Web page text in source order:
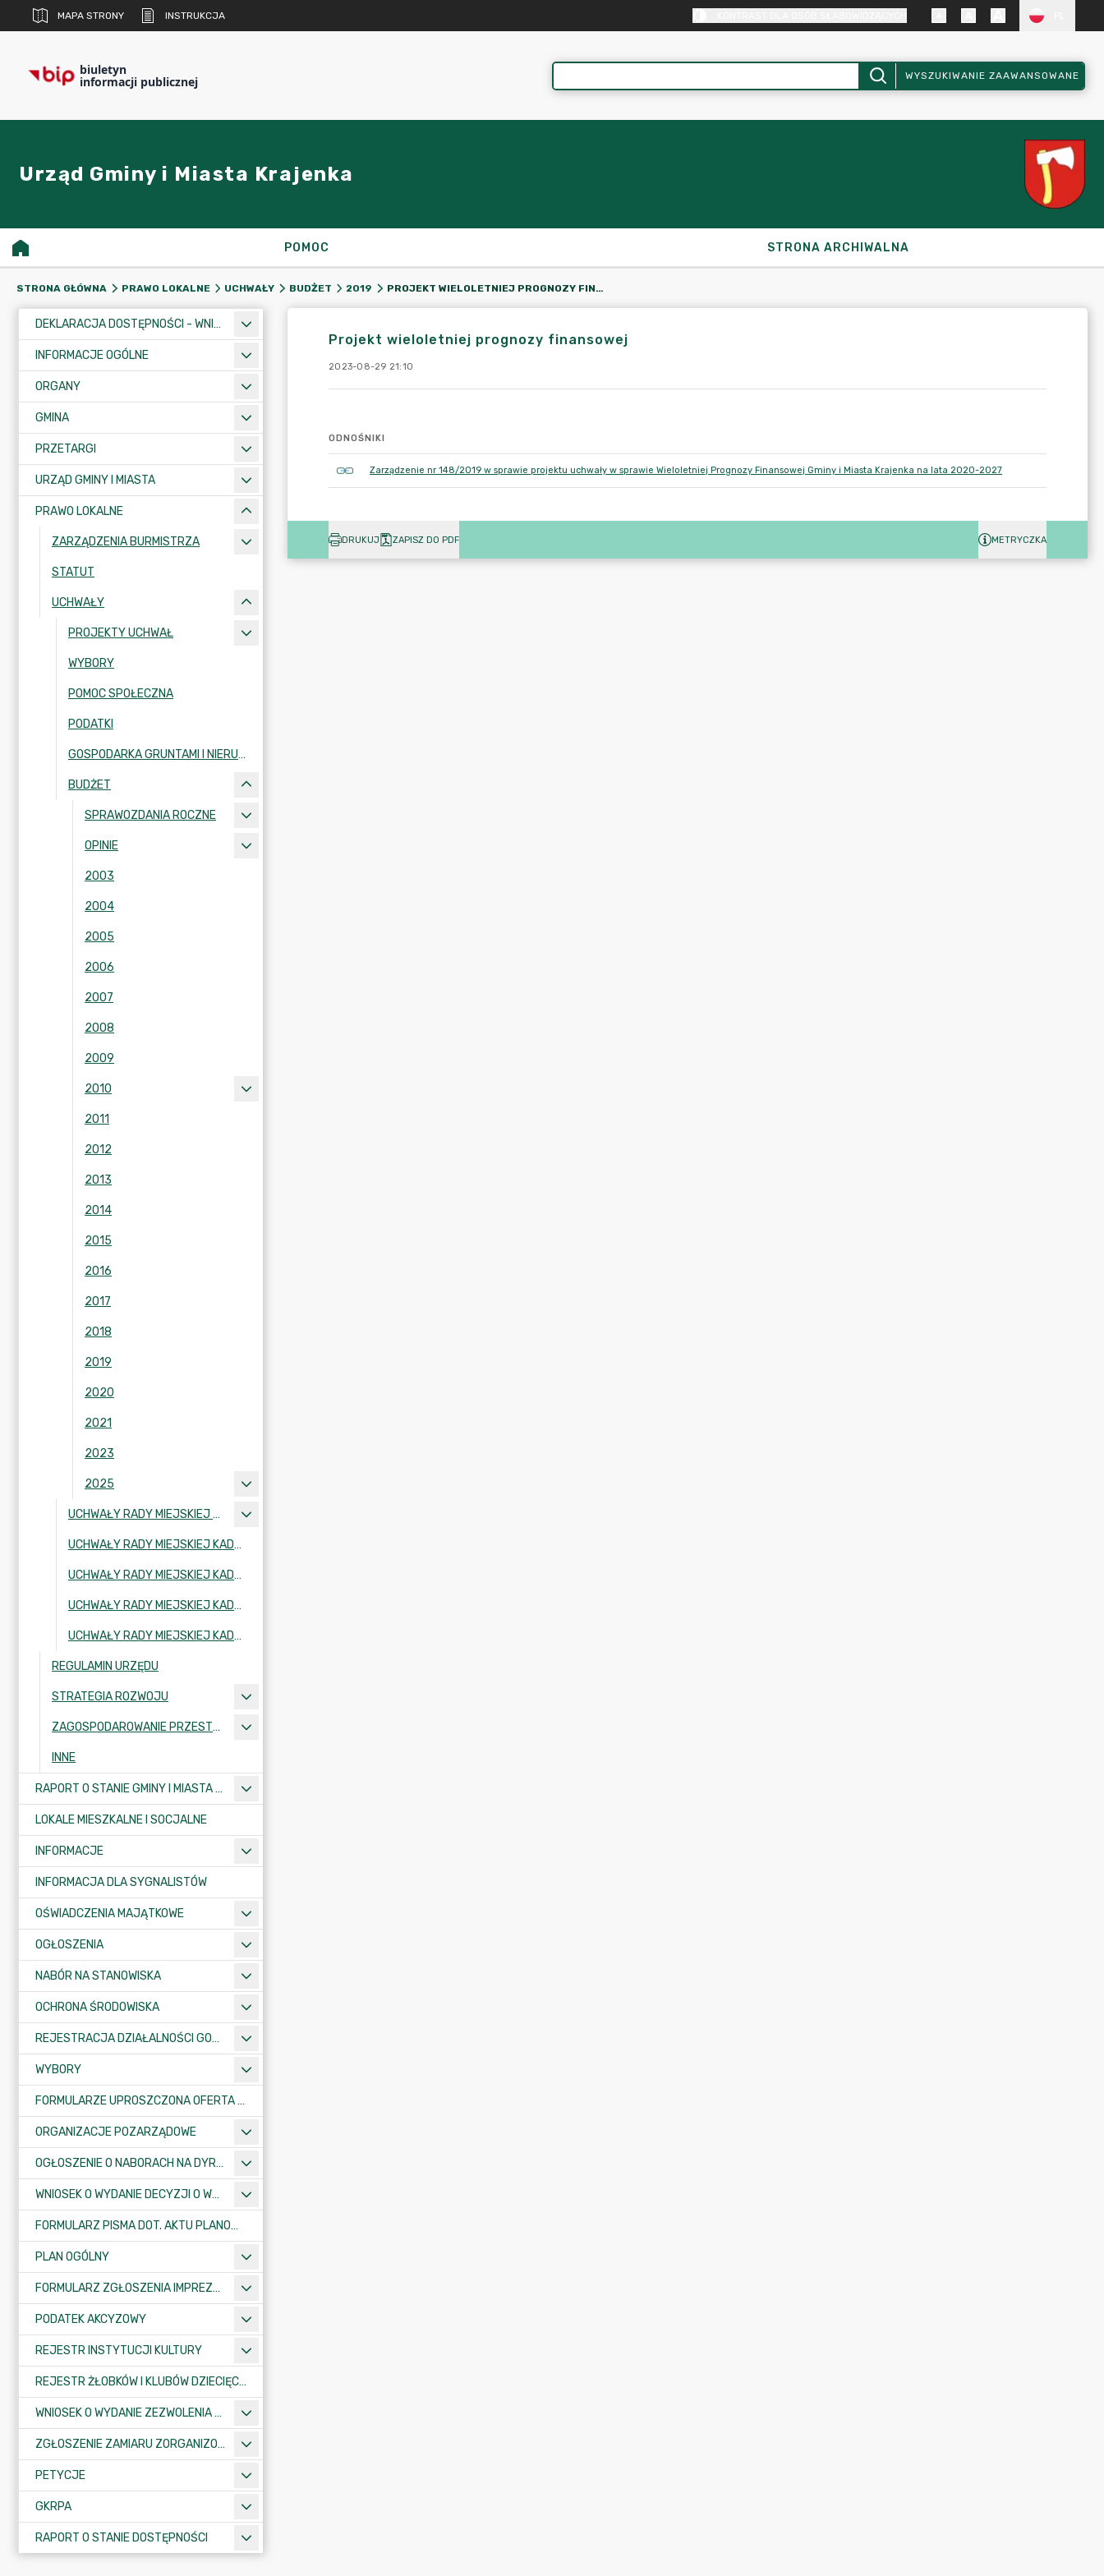
MAPA STRONY INSTRUKCJA
biuletyn
informacji publicznej WYSZUKIWANIE ZAAWANSOWANE
Urząd Gminy i Miasta Krajenka
POMOC STRONA ARCHIWALNA
STRONA GŁÓWNA PRAWO LOKALNE UCHWAŁY BUDŻET 2019 PROJEKT WIELOLETNIEJ PROGNOZY FINANSOWEJ
DEKLARACJA DOSTĘPNOŚCI - WNIOSEK
INFORMACJE OGÓLNE
ORGANY
GMINA
PRZETARGI
URZĄD GMINY I MIASTA
PRAWO LOKALNE
ZARZĄDZENIA BURMISTRZA
STATUT
UCHWAŁY
PROJEKTY UCHWAŁ
WYBORY
POMOC SPOŁECZNA
PODATKI
GOSPODARKA GRUNTAMI I NIERUCHOMOŚCIAMI
BUDŻET
SPRAWOZDANIA ROCZNE
OPINIE
2003
2004
2005
2006
2007
2008
2009
2010
2011
2012
2013
2014
2015
2016
2017
2018
2019
2020
2021
2023
2025
UCHWAŁY RADY MIEJSKIEJ KADENCJA 2002-2006
UCHWAŁY RADY MIEJSKIEJ KADENCJA 2006-2010
UCHWAŁY RADY MIEJSKIEJ KADENCJA 2010-2014
UCHWAŁY RADY MIEJSKIEJ KADENCJA 2018-2024
UCHWAŁY RADY MIEJSKIEJ KADENCJA 2024-2029
REGULAMIN URZĘDU
STRATEGIA ROZWOJU
ZAGOSPODAROWANIE PRZESTRZENNE
INNE
RAPORT O STANIE GMINY I MIASTA KRAJENKA
LOKALE MIESZKALNE I SOCJALNE
INFORMACJE
INFORMACJA DLA SYGNALISTÓW
OŚWIADCZENIA MAJĄTKOWE
OGŁOSZENIA
NABÓR NA STANOWISKA
OCHRONA ŚRODOWISKA
REJESTRACJA DZIAŁALNOŚCI GOSPODARCZEJ
WYBORY
FORMULARZE UPROSZCZONA OFERTA WYKONANIA ZADANIA PUBLICZNEGO
ORGANIZACJE POZARZĄDOWE
OGŁOSZENIE O NABORACH NA DYREKTORÓW PLACÓWEK OŚWIATOWYCH
WNIOSEK O WYDANIE DECYZJI O WARUNKACH ZABUDOWY/O USTALENIE INWESTYCJI CELU PUBLICZNEGO
FORMULARZ PISMA DOT. AKTU PLANOWANIA PRZESTRZENNEGO
PLAN OGÓLNY
FORMULARZ ZGŁOSZENIA IMPREZY SPORTOWO-REKREACYJNEJ, ARTYSTYCZNEJ LUB ROZRYWKOWEJ
PODATEK AKCYZOWY
REJESTR INSTYTUCJI KULTURY
REJESTR ŻŁOBKÓW I KLUBÓW DZIECIĘCYCH
WNIOSEK O WYDANIE ZEZWOLENIA NA ZAJĘCIE PASA DROGOWEGO
ZGŁOSZENIE ZAMIARU ZORGANIZOWANIA ZGROMADZENIA
PETYCJE
GKRPA
RAPORT O STANIE DOSTĘPNOŚCI
Projekt wieloletniej prognozy finansowej
2023-08-29 21:10
ODNOŚNIKI
Zarządzenie nr 148/2019 w sprawie projektu uchwały w sprawie Wieloletniej Prognozy Finansowej Gminy i Miasta Krajenka na lata 2020-2027
DRUKUJ ZAPISZ DO PDF METRYCZKA